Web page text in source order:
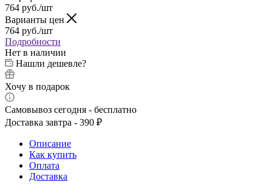
764 руб./шт
Варианты цен
764 руб./шт
Подробности
Нет в наличии
Нашли дешевле?
Хочу в подарок
Самовывоз сегодня - бесплатно
Доставка завтра - 390 ₽
Описание
Как купить
Оплата
Доставка